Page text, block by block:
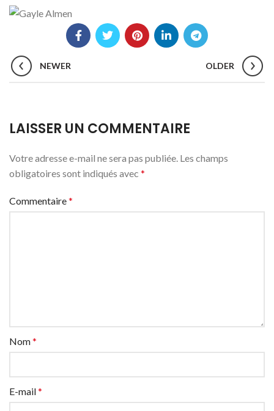
NEWER OLDER
LAISSER UN COMMENTAIRE
Votre adresse e-mail ne sera pas publiée. Les champs
obligatoires sont indiqués avec *
Commentaire*
Nom*
E-mail*